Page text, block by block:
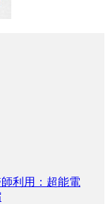
利用：超能電